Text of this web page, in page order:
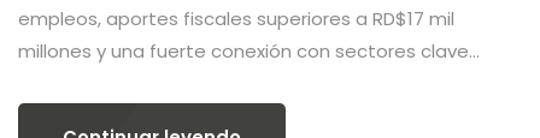
empleos, aportes fiscales superiores a RD$17 mil
millones y una fuerte conexión con sectores clave...